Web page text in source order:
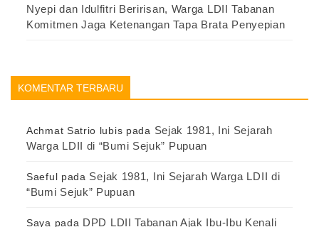
Nyepi dan Idulfitri Beririsan, Warga LDII Tabanan
Komitmen Jaga Ketenangan Tapa Brata Penyepian
KOMENTAR TERBARU
Achmat Satrio lubis pada Sejak 1981, Ini Sejarah
Warga LDII di “Bumi Sejuk” Pupuan
Saeful pada Sejak 1981, Ini Sejarah Warga LDII di
“Bumi Sejuk” Pupuan
Saya pada DPD LDII Tabanan Ajak Ibu-Ibu Kenali